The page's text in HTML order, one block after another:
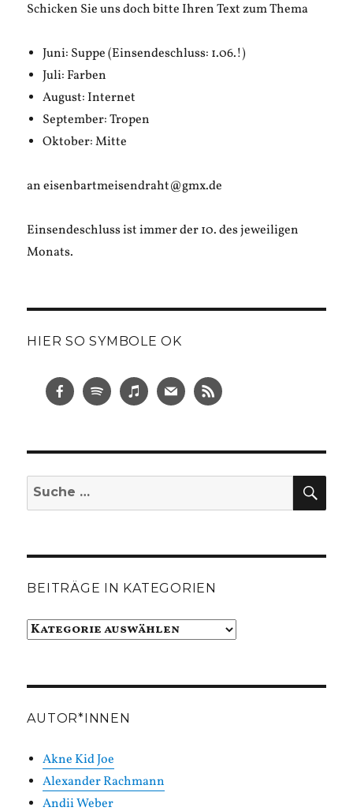
Schicken Sie uns doch bitte Ihren Text zum Thema
Juni: Suppe (Einsendeschluss: 1.06.!)
Juli: Farben
August: Internet
September: Tropen
Oktober: Mitte
an eisenbartmeisendraht@gmx.de
Einsendeschluss ist immer der 10. des jeweiligen
Monats.
HIER SO SYMBOLE OK
Suche
nach:
BEITRÄGE IN KATEGORIEN
Beiträge
AUTOR*INNEN
Akne Kid Joe
Alexander Rachmann
Andii Weber